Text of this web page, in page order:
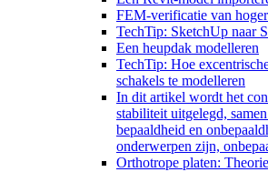
FEM-verificatie van
TechTip: SketchUp naar
Een heupdak modelleren
TechTip: Hoe
schakels te modelleren
In dit artikel wordt het
stabiliteit uitgelegd,
bepaaldheid en
onderwerpen zijn,
Orthotrope platen: